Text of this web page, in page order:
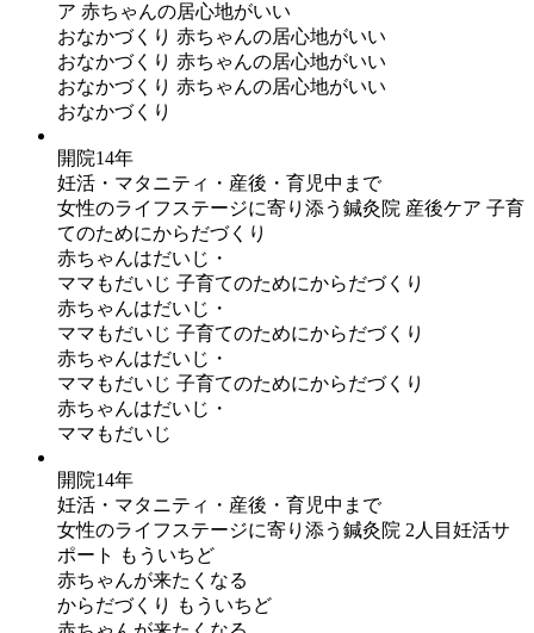
ア 赤ちゃんの居心地がいい
おなかづくり 赤ちゃんの居心地がいい
おなかづくり 赤ちゃんの居心地がいい
おなかづくり 赤ちゃんの居心地がいい
おなかづくり
開院14年
妊活・マタニティ・産後・育児中まで
女性のライフステージに寄り添う鍼灸院 産後ケア 子育
てのためにからだづくり
赤ちゃんはだいじ・
ママもだいじ 子育てのためにからだづくり
赤ちゃんはだいじ・
ママもだいじ 子育てのためにからだづくり
赤ちゃんはだいじ・
ママもだいじ 子育てのためにからだづくり
赤ちゃんはだいじ・
ママもだいじ
開院14年
妊活・マタニティ・産後・育児中まで
女性のライフステージに寄り添う鍼灸院 2人目妊活サ
ポート
もういちど
赤ちゃんが来たくなる
からだづくり
もういちど